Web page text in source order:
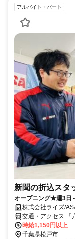
アルバイト・パート
新聞の折込スタ
オープニング★週3日
株式会社ライズ/
交通・アクセス 「
時給1,150円以上
千葉県松戸市